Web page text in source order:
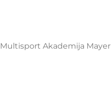
Multisport Akademija Mayer